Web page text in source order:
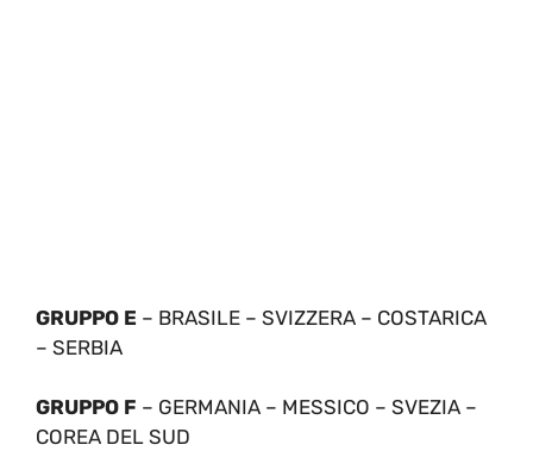
GRUPPO E – BRASILE – SVIZZERA – COSTARICA
– SERBIA
GRUPPO F – GERMANIA – MESSICO – SVEZIA –
COREA DEL SUD